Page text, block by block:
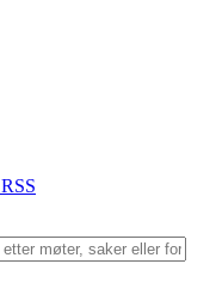
RSS